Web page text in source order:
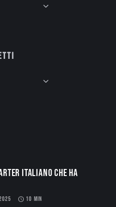
italiano che ha
10 MIN